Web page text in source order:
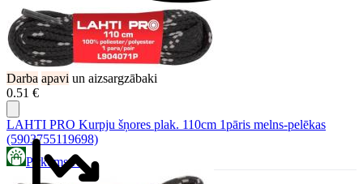
Darba apavi un aizsargzābaki
0.51 €
LAHTI PRO Kurpju šņores plak. 110cm 1pāris melns-pelēkas
(5903755119698)
Pirkums.lv